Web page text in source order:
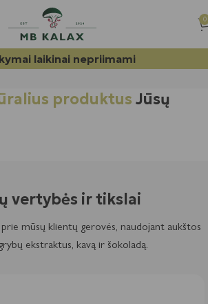
0
laikinai nepriimami
produktus Jūsų
vertybės ir tikslai
mūsų klientų gerovės, naudojant aukštos
ekstraktus, kavą ir šokoladą.